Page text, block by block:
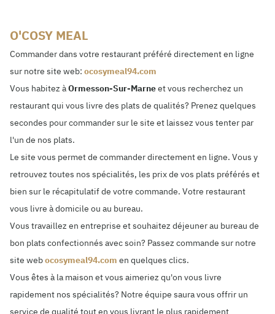
O'COSY MEAL
Commander dans votre restaurant préféré directement en ligne
sur notre site web: ocosymeal94.com
Vous habitez àOrmesson-Sur-Marneet vous recherchez un
restaurant qui vous livre des plats de qualités? Prenez quelques
secondes pour commander sur le site et laissez vous tenter par
l'un de nos plats.
Le site vous permet de commander directement en ligne. Vous y
retrouvez toutes nos spécialités, les prix de vos plats préférés et
bien sur le récapitulatif de votre commande. Votre restaurant
vous livre à domicile ou au bureau.
Vous travaillez en entreprise et souhaitez déjeuner au bureau de
bon plats confectionnés avec soin? Passez commande sur notre
site webocosymeal94.com en quelques clics.
Vous êtes à la maison et vous aimeriez qu'on vous livre
rapidement nos spécialités? Notre équipe saura vous offrir un
service de qualité tout en vous livrant le plus rapidement